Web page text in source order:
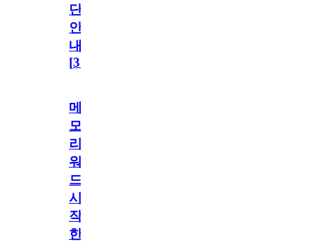
단
안
내
[31
메
모
리
워
드
시
작
한